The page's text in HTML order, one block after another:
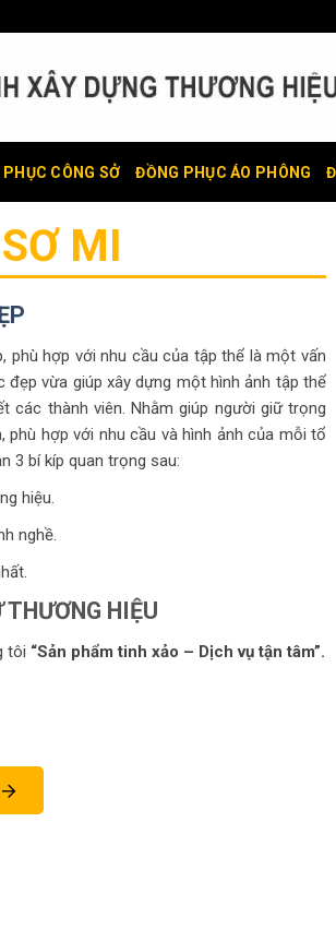
CÔNG SỞ ĐỒNG PHỤC ÁO PHÔNG
MI
hợp với nhu cầu của tập thể là một vấn
vừa giúp xây dựng một hình ảnh tập thể
các thành viên. Nhằm giúp người giữ trọng
hợp với nhu cầu và hình ảnh của mỗi tổ
3 bí kíp quan trọng sau:
hiệu.
nghề.
HIỆU
tôi “Sản phẩm tinh xảo – Dịch vụ tận tâm”.